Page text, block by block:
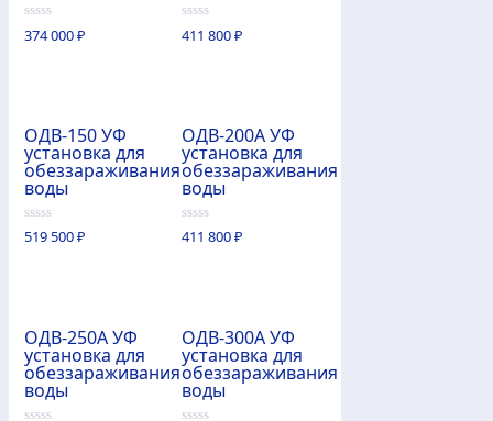
0
из
374 000₽
0
из
411 800₽
ОДВ-150 УФ
установка для
обеззараживания
воды
0
из
519 500₽
ОДВ-200А УФ
установка для
обеззараживания
воды
0
из
411 800₽
ОДВ-250А УФ
установка для
обеззараживания
воды
ОДВ-300А УФ
установка для
обеззараживания
воды